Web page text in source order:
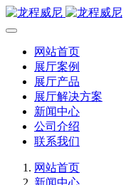
网站首页
展厅案例
展厅产品
展厅解决方案
新闻中心
公司介绍
联系我们
网站首页
新闻中心